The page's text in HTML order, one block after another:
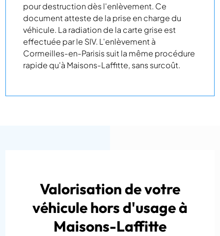
pour destruction dès l'enlèvement. Ce
document atteste de la prise en charge du
véhicule. La radiation de la carte grise est
effectuée par le SIV. L'enlèvement à
Cormeilles-en-Parisis suit la même procédure
rapide qu'à Maisons-Laffitte, sans surcoût.
Valorisation de votre
véhicule hors d'usage à
Maisons-Laffitte